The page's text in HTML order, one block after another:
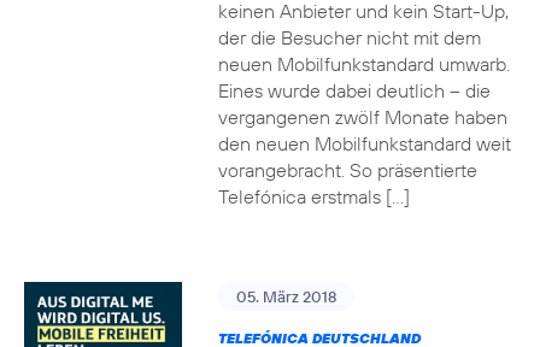
keinen Anbieter und kein Start-Up,
der die Besucher nicht mit dem
neuen Mobilfunkstandard umwarb.
Eines wurde dabei deutlich – die
vergangenen zwölf Monate haben
den neuen Mobilfunkstandard weit
vorangebracht. So präsentierte
Telefónica erstmals […]
05. März 2018
TELEFÓNICA DEUTSCHLAND